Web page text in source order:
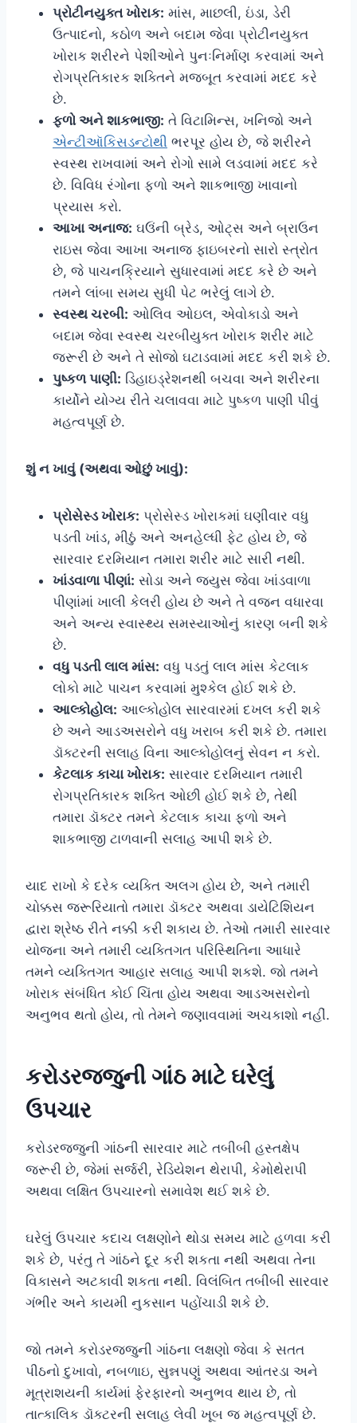
પ્રોટીનયુક્ત ખોરાક: માંસ, માછલી, ઇંડા, ડેરી
ઉત્પાદનો, કઠોળ અને બદામ જેવા પ્રોટીનયુક્ત
ખોરાક શરીરને પેશીઓને પુનઃનિર્માણ કરવામાં અને
રોગપ્રતિકારક શક્તિને મજબૂત કરવામાં મદદ કરે
છે.
ફળો અને શાકભાજી: તે વિટામિન્સ, ખનિજો અને
એન્ટીઑકિસડન્ટોથી ભરપૂર હોય છે, જે શરીરને
સ્વસ્થ રાખવામાં અને રોગો સામે લડવામાં મદદ કરે
છે. વિવિધ રંગોના ફળો અને શાકભાજી ખાવાનો
પ્રયાસ કરો.
આખા અનાજ: ઘઉંની બ્રેડ, ઓટ્સ અને બ્રાઉન
રાઇસ જેવા આખા અનાજ ફાઇબરનો સારો સ્ત્રોત
છે, જે પાચનક્રિયાને સુધારવામાં મદદ કરે છે અને
તમને લાંબા સમય સુધી પેટ ભરેલું લાગે છે.
સ્વસ્થ ચરબી: ઓલિવ ઓઇલ, એવોકાડો અને
બદામ જેવા સ્વસ્થ ચરબીયુક્ત ખોરાક શરીર માટે
જરૂરી છે અને તે સોજો ઘટાડવામાં મદદ કરી શકે છે.
પુષ્કળ પાણી: ડિહાઇડ્રેશનથી બચવા અને શરીરના
કાર્યોને યોગ્ય રીતે ચલાવવા માટે પુષ્કળ પાણી પીવું
મહત્વપૂર્ણ છે.
શું ન ખાવું (અથવા ઓછું ખાવું):
પ્રોસેસ્ડ ખોરાક: પ્રોસેસ્ડ ખોરાકમાં ઘણીવાર વધુ
પડતી ખાંડ, મીઠું અને અનહેલ્ધી ફેટ હોય છે, જે
સારવાર દરમિયાન તમારા શરીર માટે સારી નથી.
ખાંડવાળા પીણાં: સોડા અને જ્યુસ જેવા ખાંડવાળા
પીણાંમાં ખાલી કેલરી હોય છે અને તે વજન વધારવા
અને અન્ય સ્વાસ્થ્ય સમસ્યાઓનું કારણ બની શકે
છે.
વધુ પડતી લાલ માંસ: વધુ પડતું લાલ માંસ કેટલાક
લોકો માટે પાચન કરવામાં મુશ્કેલ હોઈ શકે છે.
આલ્કોહોલ: આલ્કોહોલ સારવારમાં દખલ કરી શકે
છે અને આડઅસરોને વધુ ખરાબ કરી શકે છે. તમારા
ડૉક્ટરની સલાહ વિના આલ્કોહોલનું સેવન ન કરો.
કેટલાક કાચા ખોરાક: સારવાર દરમિયાન તમારી
રોગપ્રતિકારક શક્તિ ઓછી હોઈ શકે છે, તેથી
તમારા ડૉક્ટર તમને કેટલાક કાચા ફળો અને
શાકભાજી ટાળવાની સલાહ આપી શકે છે.
યાદ રાખો કે દરેક વ્યક્તિ અલગ હોય છે, અને તમારી
ચોક્કસ જરૂરિયાતો તમારા ડૉક્ટર અથવા ડાયેટિશિયન
દ્વારા શ્રેષ્ઠ રીતે નક્કી કરી શકાય છે. તેઓ તમારી સારવાર
યોજના અને તમારી વ્યક્તિગત પરિસ્થિતિના આધારે
તમને વ્યક્તિગત આહાર સલાહ આપી શકશે. જો તમને
ખોરાક સંબંધિત કોઈ ચિંતા હોય અથવા આડઅસરોનો
અનુભવ થતો હોય, તો તેમને જણાવવામાં અચકાશો નહીં.
કરોડરજ્જુની ગાંઠ માટે ઘરેલું
ઉપચાર
કરોડરજ્જુની ગાંઠની સારવાર માટે તબીબી હસ્તક્ષેપ
જરૂરી છે, જેમાં સર્જરી, રેડિયેશન થેરાપી, કેમોથેરાપી
અથવા લક્ષિત ઉપચારનો સમાવેશ થઈ શકે છે.
ઘરેલું ઉપચાર કદાચ લક્ષણોને થોડા સમય માટે હળવા કરી
શકે છે, પરંતુ તે ગાંઠને દૂર કરી શકતા નથી અથવા તેના
વિકાસને અટકાવી શકતા નથી. વિલંબિત તબીબી સારવાર
ગંભીર અને કાયમી નુકસાન પહોંચાડી શકે છે.
જો તમને કરોડરજ્જુની ગાંઠના લક્ષણો જેવા કે સતત
પીઠનો દુખાવો, નબળાઇ, સુન્નપણું અથવા આંતરડા અને
મૂત્રાશયની કાર્યમાં ફેરફારનો અનુભવ થાય છે, તો
તાત્કાલિક ડૉક્ટરની સલાહ લેવી ખૂબ જ મહત્વપૂર્ણ છે.